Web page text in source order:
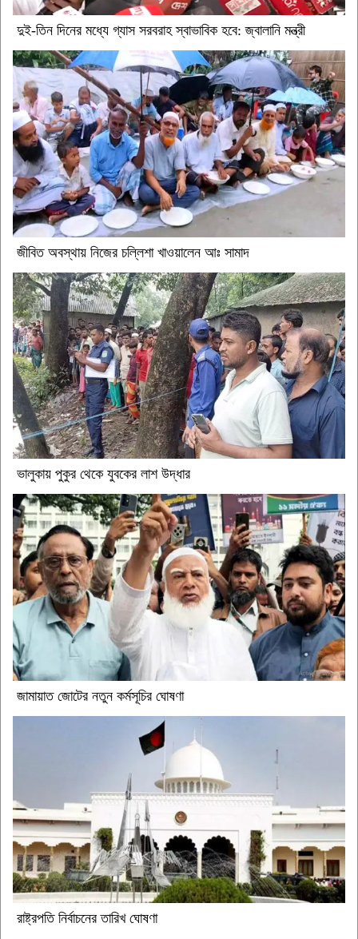
দুই-তিন দিনের মধ্যে গ্যাস সরবরাহ স্বাভাবিক হবে: জ্বালানি মন্ত্রী
জীবিত অবস্থায় নিজের চল্লিশা খাওয়ালেন আঃ সামাদ
ভালুকায় পুকুর থেকে যুবকের লাশ উদ্ধার
জামায়াত জোটের নতুন কর্মসূচির ঘোষণা
রাষ্ট্রপতি নির্বাচনের তারিখ ঘোষণা